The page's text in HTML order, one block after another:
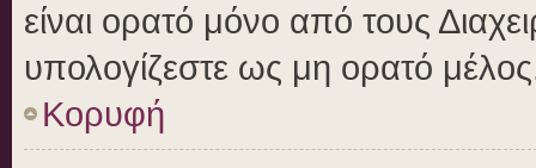
είναι ορατό μόνο από τους
υπολογίζεστε ως μη ορατό
Κορυφή